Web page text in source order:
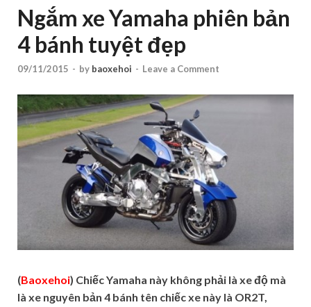
Ngắm xe Yamaha phiên bản
4 bánh tuyệt đẹp
09/11/2015 - by baoxehoi - Leave a Comment
(Baoxehoi) Chiếc Yamaha này không phải là xe độ mà
là xe nguyên bản 4 bánh tên chiếc xe này là OR2T,